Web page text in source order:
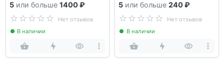
5или больше 1400 ₽
Нет отзывов
В наличии
5 или больше 240 ₽
Нет отзывов
В наличии